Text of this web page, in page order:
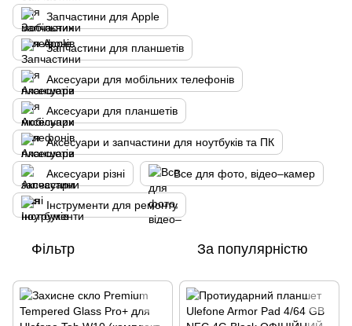
Запчастини для Apple
Запчастини для планшетів
Аксесуари для мобільних телефонів
Аксесуари для планшетів
Аксесуари и запчастини для ноутбуків та ПК
Аксесуари різні Все для фото, відео–камер
Інструменти для ремонту
Фільтр За популярністю